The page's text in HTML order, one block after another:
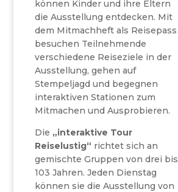
können Kinder und ihre Eltern
die Ausstellung entdecken. Mit
dem Mitmachheft als Reisepass
besuchen Teilnehmende
verschiedene Reiseziele in der
Ausstellung, gehen auf
Stempeljagd und begegnen
interaktiven Stationen zum
Mitmachen und Ausprobieren.
Die „interaktive Tour
Reiselustig“ richtet sich an
gemischte Gruppen von drei bis
103 Jahren. Jeden Dienstag
können sie die Ausstellung von